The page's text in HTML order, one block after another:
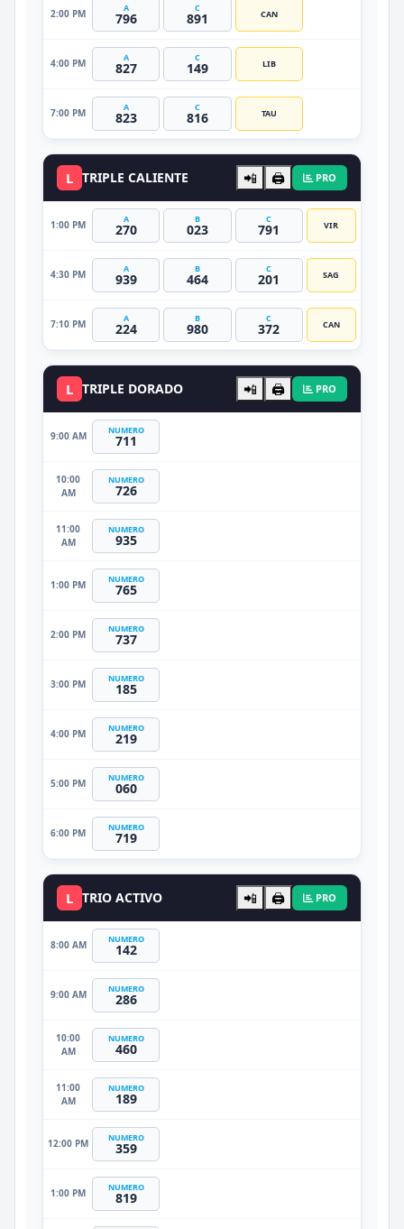
2:00 PM A
796
C
891 CAN
4:00 PM A
827
C
149 LIB
7:00 PM A
823
C
816 TAU
L TRIPLE CALIENTE 📲 🖨️ PRO
1:00 PM A
270
B
023
C
791 VIR
4:30 PM A
939
B
464
C
201 SAG
7:10 PM A
224
B
980
C
372 CAN
L TRIPLE DORADO 📲 🖨️ PRO
9:00 AM NUMERO
711
10:00
AM
NUMERO
726
11:00
AM
NUMERO
935
1:00 PM NUMERO
765
2:00 PM NUMERO
737
3:00 PM NUMERO
185
4:00 PM NUMERO
219
5:00 PM NUMERO
060
6:00 PM NUMERO
719
L TRIO ACTIVO 📲 🖨️ PRO
8:00 AM NUMERO
142
9:00 AM NUMERO
286
10:00
AM
NUMERO
460
11:00
AM
NUMERO
189
12:00 PM NUMERO
359
1:00 PM NUMERO
819